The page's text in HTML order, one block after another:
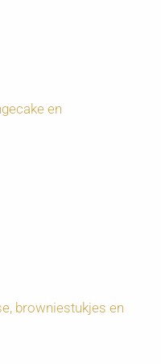
en
browniestukjes en